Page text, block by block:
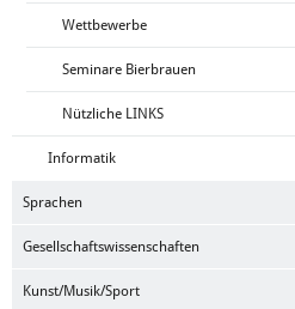
Wettbewerbe
Seminare Bierbrauen
Nützliche LINKS
Informatik
Sprachen
Gesellschaftswissenschaften
Kunst/Musik/Sport